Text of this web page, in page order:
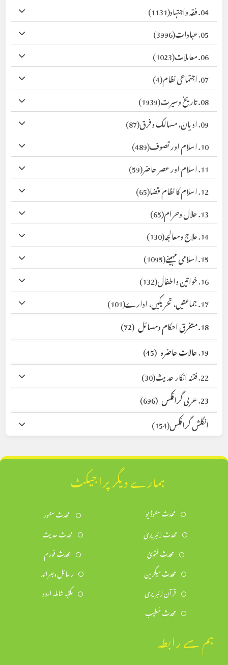
04. فقہ واجتہاد
(1131)
05. عبادات
(3996)
06. معاملات
(1023)
07. اجتماعی نظام
(4)
08. تاریخ وسیرت
(1939)
09. ادیان، مسالک وفرق
(87)
10. اسلام اور تصوف
(489)
11. اسلام اور عصر حاضر
(59)
12. اسلام کا نظام قضا
(65)
13. حلال وحرام
(65)
14. علاج ومعالجہ
(130)
15. اسلامی مہینے
(1095)
16. خواتین واطفال
(132)
17. جماعتیں، تحریکیں، ادارے
(101)
18. متفرق احکام ومسائل
(72)
19. حالات حاضرہ
(45)
22. فتنہ انکار حدیث
(30)
23. عربی گرافکس
(696)
انگلش گرافکس(154)
ہمارے دیگر پراجیکٹ
محدث سٹوڈیو
محدث سٹور
محدث لائبریری
محدث حدیث
محدث فتویٰ
محدث فورم
محدث میگزین
رسائل وجرائد
قرآن لائبریری
مکتبہ شاملہ اردو
محدث خطیب
ہم سے رابطہ